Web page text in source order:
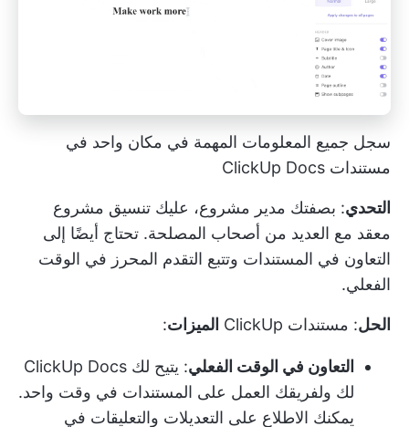
سجل جميع المعلومات المهمة في مكان واحد في
مستندات ClickUp Docs
التحدي: بصفتك مدير مشروع، عليك تنسيق مشروع
معقد مع العديد من أصحاب المصلحة. تحتاج أيضًا إلى
التعاون في المستندات وتتبع التقدم المحرز في الوقت
الفعلي.
الحل: مستندات ClickUp الميزات:
التعاون في الوقت الفعلي
: يتيح لك ClickUp Docs
لك ولفريقك العمل على المستندات في وقت واحد.
يمكنك الاطلاع على التعديلات والتعليقات في